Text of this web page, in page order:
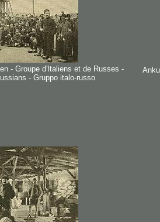
- Groupe d'Italiens et de Russes -
- Gruppo italo-russo